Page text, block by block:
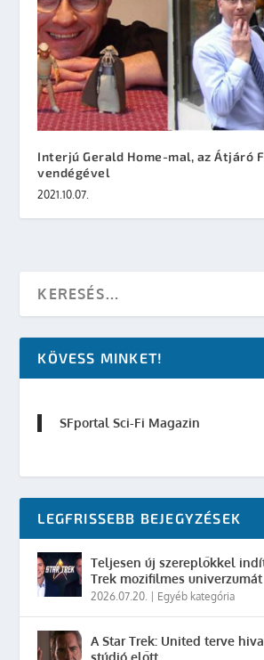
Interjú Gerald Home-mal, az Átjáró
vendégével
2021.10.07.
KÖVESS MINKET!
SFportal Sci-Fi Magazin
LEGFRISSEBB BEJEGYZÉSEK
Teljesen új szereplőkkel
Trek mozifilmes univerzumát
2026.07.20. Egyéb kategória
A Star Trek: United terve